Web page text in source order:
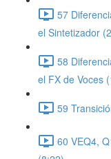
57
el Sintetizador
58
el FX de Voces
59
60 VEQ4,